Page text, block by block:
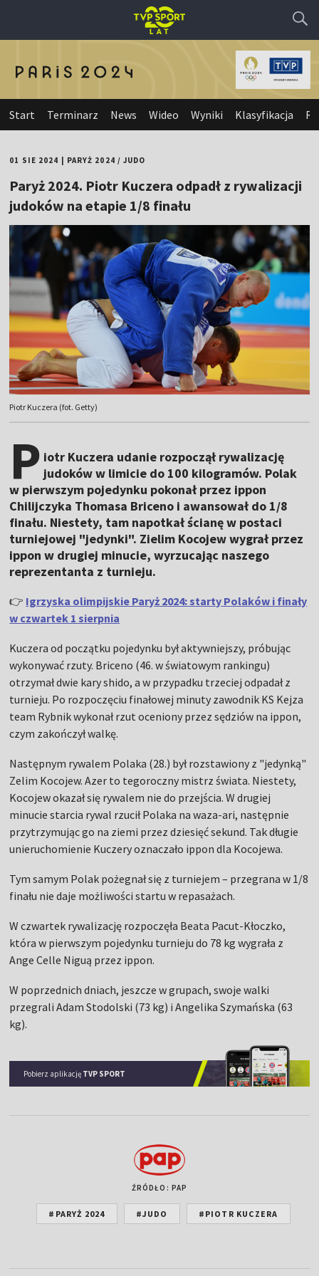
Start Terminarz News Wideo Wyniki Klasyfikacja
01 SIE 2024 PARYŻ 2024 /JUDO
Paryż 2024. Piotr Kuczera odpadł z rywalizacji
judoków na etapie 1/8 finału
Piotr Kuczera (fot. Getty)
P iotr Kuczera udanie rozpoczął rywalizację
judoków w limicie do 100 kilogramów. Polak
w pierwszym pojedynku pokonał przez ippon
Chilijczyka Thomasa Briceno i awansował do 1/8
finału. Niestety, tam napotkał ścianę w postaci
turniejowej "jedynki". Zielim Kocojew wygrał przez
ippon w drugiej minucie, wyrzucając naszego
reprezentanta z turnieju.
👉 Igrzyska olimpijskie Paryż 2024: starty Polaków i finały
w czwartek 1 sierpnia
Kuczera od początku pojedynku był aktywniejszy, próbując
wykonywać rzuty. Briceno (46. w światowym rankingu)
otrzymał dwie kary shido, a w przypadku trzeciej odpadał z
turnieju. Po rozpoczęciu finałowej minuty zawodnik KS Kejza
team Rybnik wykonał rzut oceniony przez sędziów na ippon,
czym zakończył walkę.
Następnym rywalem Polaka (28.) był rozstawiony z "jedynką"
Zelim Kocojew. Azer to tegoroczny mistrz świata. Niestety,
Kocojew okazał się rywalem nie do przejścia. W drugiej
minucie starcia rywal rzucił Polaka na waza-ari, następnie
przytrzymując go na ziemi przez dziesięć sekund. Tak długie
unieruchomienie Kuczery oznaczało ippon dla Kocojewa.
Tym samym Polak pożegnał się z turniejem – przegrana w 1/8
finału nie daje możliwości startu w repasażach.
W czwartek rywalizację rozpoczęła Beata Pacut-Kłoczko,
która w pierwszym pojedynku turnieju do 78 kg wygrała z
Ange Celle Niguą przez ippon.
W poprzednich dniach, jeszcze w grupach, swoje walki
przegrali Adam Stodolski (73 kg) i Angelika Szymańska (63
kg).
Pobierz aplikację TVP SPORT
ŹRÓDŁO: PAP
#PARYŻ 2024 #JUDO #PIOTR KUCZERA